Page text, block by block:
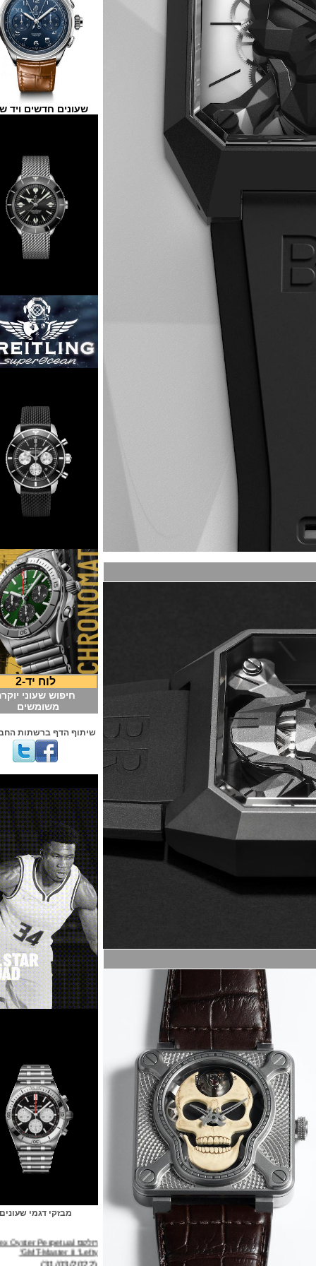
שעונים חדשים ויד שנייה
לוח יד-2
חיפוש שעוני יוקרה
משומשים
שיתוף הדף ברשתות החברתיות
מבזקי דגמי שעונים
GMT-Master II "Lefty"